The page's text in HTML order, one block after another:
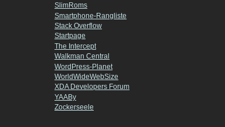
SlimRoms
Smartphone-Rangliste
Stack Overflow
Startpage
The Intercept
Walkman Central
WordPress-Planet
WorldWideWebSize
XDA Developers Forum
YAABy
Zockerseele